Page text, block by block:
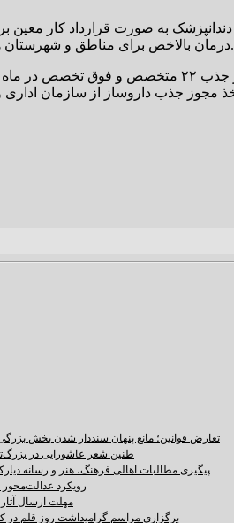
دکتر سیدمیثم موسوی تصریح کرد: با پیگیری های انجام شده مجوز جذب ۵۵ نفر
درمان بالاخص برای مناطق و شهرستان های محروم، از سازمان اداری و استخدامی اخذ گردید.
موسوی خاطر نشان کرد: مراحل جذب این نیروها در حال انجام
تعارض قوانین؛ مانع پنهان سنددار شدن بخش
طنین شعر عاشورایی در
پیگیری مطالبات اهالی فرهنگ، هنر و رسانه
رویکرد
مهلت ارسال
برگزاری مراسم گرامیداشت روز قلم در